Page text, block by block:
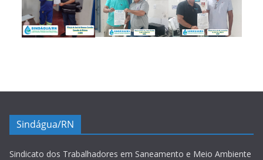
Sindágua/RN
Sindicato dos Trabalhadores em Saneamento e Meio Ambiente